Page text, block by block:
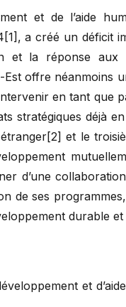
et de l’aide
a créé un déficit
et la réponse aux
offre néanmoins
en tant que
stratégiques déjà
et le
d’une
de ses
durable
et